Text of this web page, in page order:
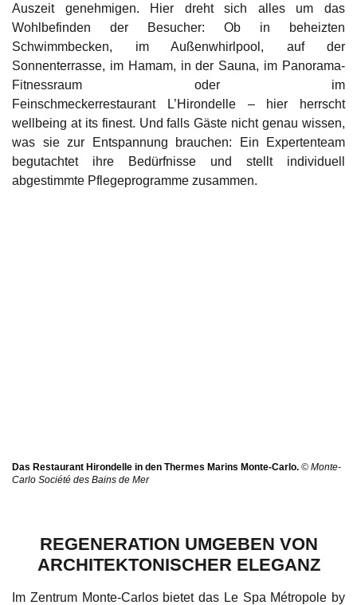
Auszeit genehmigen. Hier dreht sich alles um das
Wohlbefinden der Besucher: Ob in beheizten
Schwimmbecken, im Außenwhirlpool, auf der
Sonnenterrasse, im Hamam, in der Sauna, im Panorama-
Fitnessraum oder im
Feinschmeckerrestaurant
L’Hirondelle– hier herrscht
wellbeing at its finest. Und falls Gäste nicht genau wissen,
was sie zur Entspannung brauchen: Ein Expertenteam
begutachtet ihre Bedürfnisse und stellt individuell
abgestimmte Pflegeprogramme zusammen.
Das Restaurant Hirondelle in den Thermes Marins Monte-Carlo. © Monte-
Carlo Société des Bains de Mer
REGENERATION UMGEBEN VON
ARCHITEKTONISCHER ELEGANZ
Im Zentrum Monte-Carlos bietet das Le Spa Métropole by